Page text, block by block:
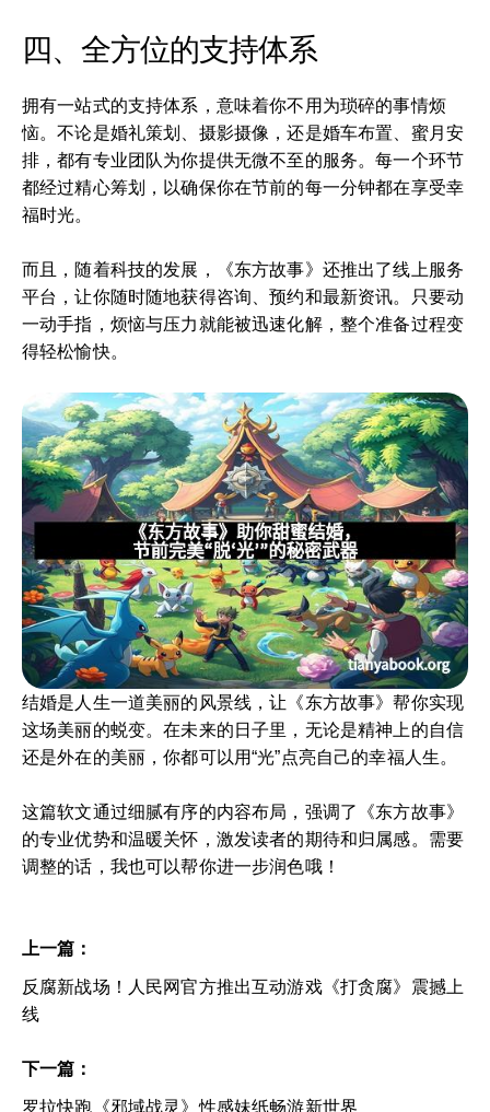
四、全方位的支持体系
拥有一站式的支持体系，意味着你不用为琐碎的事情烦
恼。不论是婚礼策划、摄影摄像，还是婚车布置、蜜月安
排，都有专业团队为你提供无微不至的服务。每一个环节
都经过精心筹划，以确保你在节前的每一分钟都在享受幸
福时光。
而且，随着科技的发展，《东方故事》还推出了线上服务
平台，让你随时随地获得咨询、预约和最新资讯。只要动
一动手指，烦恼与压力就能被迅速化解，整个准备过程变
得轻松愉快。
结婚是人生一道美丽的风景线，让《东方故事》帮你实现
这场美丽的蜕变。在未来的日子里，无论是精神上的自信
还是外在的美丽，你都可以用“光”点亮自己的幸福人生。
这篇软文通过细腻有序的内容布局，强调了《东方故事》
的专业优势和温暖关怀，激发读者的期待和归属感。需要
调整的话，我也可以帮你进一步润色哦！
上一篇：
反腐新战场！人民网官方推出互动游戏《打贪腐》震撼上
线
下一篇：
罗拉快跑《邪域战灵》性感妹纸畅游新世界